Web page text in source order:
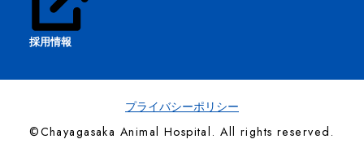
採用情報
プライバシーポリシー
©Chayagasaka Animal Hospital. All rights reserved.